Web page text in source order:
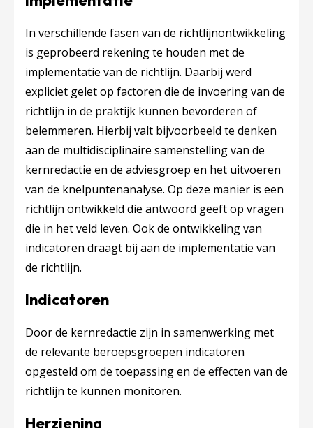
In verschillende fasen van de richtlijnontwikkeling
is geprobeerd rekening te houden met de
implementatie van de richtlijn. Daarbij werd
expliciet gelet op factoren die de invoering van de
richtlijn in de praktijk kunnen bevorderen of
belemmeren. Hierbij valt bijvoorbeeld te denken
aan de multidisciplinaire samenstelling van de
kernredactie en de adviesgroep en het uitvoeren
van de knelpuntenanalyse. Op deze manier is een
richtlijn ontwikkeld die antwoord geeft op vragen
die in het veld leven. Ook de ontwikkeling van
indicatoren draagt bij aan de implementatie van
de richtlijn.
Indicatoren
Door de kernredactie zijn in samenwerking met
de relevante beroepsgroepen indicatoren
opgesteld om de toepassing en de effecten van de
richtlijn te kunnen monitoren.
Herziening